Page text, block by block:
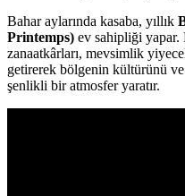
Bahar aylarında kasaba, yıllık
Printemps) ev sahipliği
zanaatkârları, mevsimlik
getirerek bölgenin kültürünü
şenlikli bir atmosfer yaratır.